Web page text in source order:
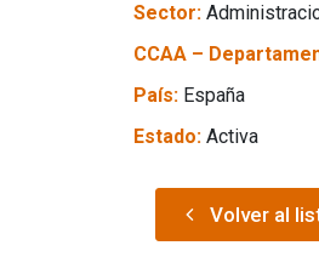
Sector:
CCAA –
País: España
Estado: Activa
Volver al